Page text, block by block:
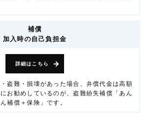
補償
加入時の自己負担金
詳細はこちら
盗難・損壊があった場合、弁償代金は高額
お勧めしているのが、盗難紛失補償「あん
補償＋保険」です。